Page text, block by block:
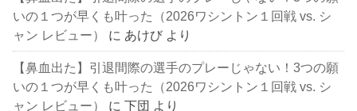
いの１つが早くも叶った（2026ワシントン１回戦 vs. シ
ャン レビュー）
に あけび より
【鼻血出た】引退間際の選手のプレーじゃない！3つの願
いの１つが早くも叶った（2026ワシントン１回戦 vs. シ
ャン レビュー）
に下団 より